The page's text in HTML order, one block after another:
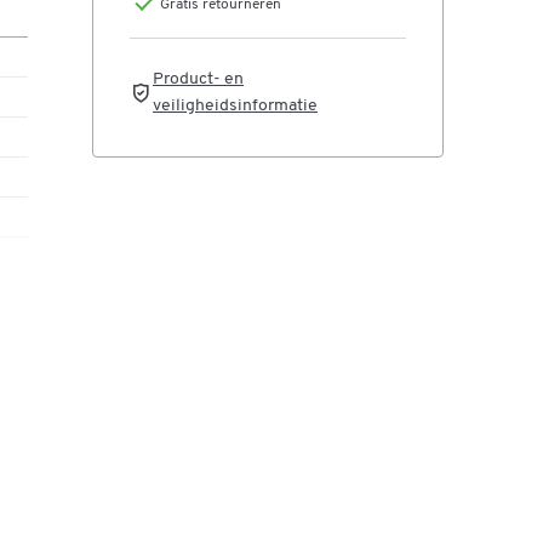
Gratis retourneren
Product- en
veiligheidsinformatie